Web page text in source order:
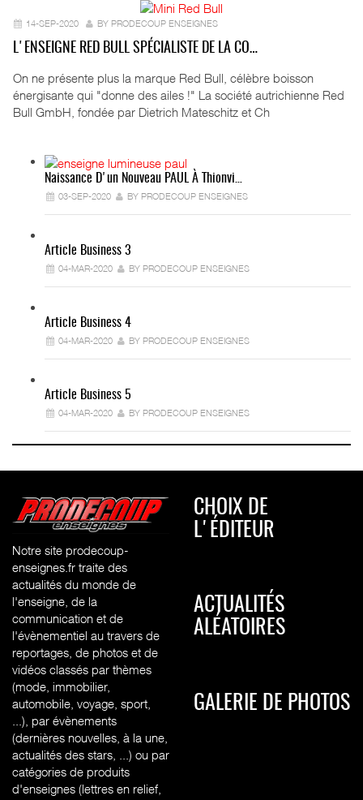
14-SEP-2020 BY PRODECOUP ENSEIGNES
L'ENSEIGNE RED BULL SPÉCIALISTE DE LA CO…
On ne présente plus la marque Red Bull, célèbre boisson
énergisante qui "donne des ailes !" La société autrichienne Red
Bull GmbH, fondée par Dietrich Mateschitz et Ch
Naissance D'un Nouveau PAUL À Thionvi…
03-SEP-2020 BY PRODECOUP ENSEIGNES
Article Business 3
04-MAR-2020 BY PRODECOUP ENSEIGNES
Article Business 4
04-MAR-2020 BY PRODECOUP ENSEIGNES
Article Business 5
04-MAR-2020 BY PRODECOUP ENSEIGNES
Notre site prodecoup-
enseignes.fr traite des
actualités du monde de
l'enseigne, de la
communication et de
l'évènementiel au travers de
reportages, de photos et de
vidéos classés par thèmes
(mode, immobilier,
automobile, voyage, sport,
...), par évènements
(dernières nouvelles, à la une,
actualités des stars, ...) ou par
catégories de produits
d'enseignes (lettres en relief,
CHOIX DE
L'ÉDITEUR
ACTUALITÉS
ALÉATOIRES
GALERIE DE PHOTOS